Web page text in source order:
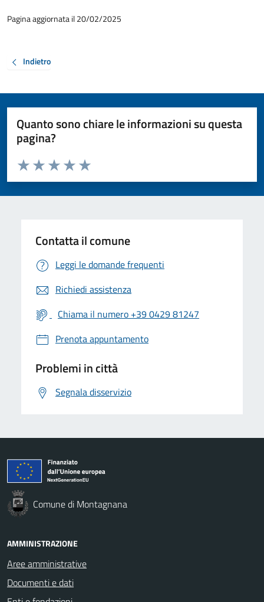
Pagina aggiornata il 20/02/2025
Indietro
Quanto sono chiare le informazioni su questa
pagina?
Valuta da 1 a 5 stelle la pagina
Valuta 5 stelle su 5
Valuta 4 stelle su 5
Valuta 3 stelle su 5
Valuta 2 stelle su 5
Valuta 1 stelle su 5
Contatta il comune
Leggi le domande frequenti
Richiedi assistenza
Chiama il numero +39 0429 81247
Prenota appuntamento
Problemi in città
Segnala disservizio
Comune di Montagnana
AMMINISTRAZIONE
Aree amministrative
Documenti e dati